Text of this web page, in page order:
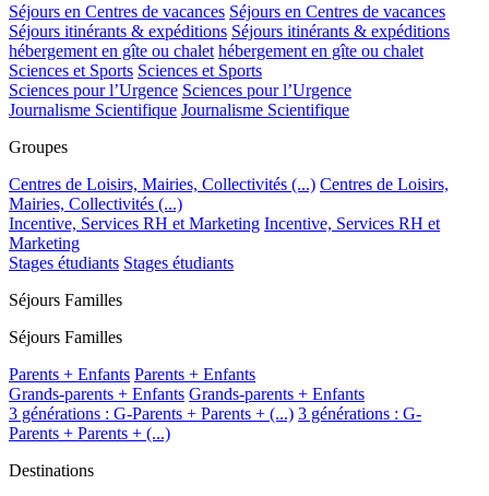
Séjours en Centres de vacances Séjours en Centres de vacances
Séjours itinérants & expéditions Séjours itinérants & expéditions
hébergement en gîte ou chalet hébergement en gîte ou chalet
Sciences et Sports Sciences et Sports
Sciences pour l’Urgence Sciences pour l’Urgence
Journalisme Scientifique Journalisme Scientifique
Groupes
Centres de Loisirs, Mairies, Collectivités (...) Centres de Loisirs,
Mairies, Collectivités (...)
Incentive, Services RH et Marketing Incentive, Services RH et
Marketing
Stages étudiants Stages étudiants
Séjours Familles
Séjours Familles
Parents + Enfants Parents + Enfants
Grands-parents + Enfants Grands-parents + Enfants
3 générations : G-Parents + Parents + (...) 3 générations : G-
Parents + Parents + (...)
Destinations